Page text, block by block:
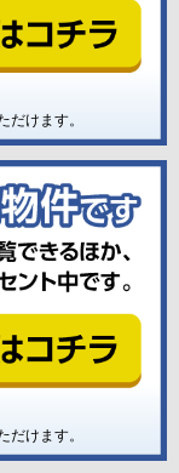
だけます。
だけます。